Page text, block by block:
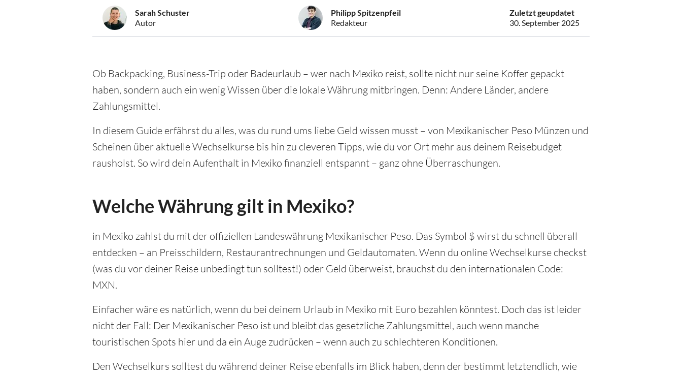
Sarah Schuster
Autor
Philipp Spitzenpfeil
Redakteur
Zuletzt geupdatet
30. September 2025
Ob Backpacking, Business-Trip oder Badeurlaub – wer nach Mexiko reist, sollte nicht nur seine Koffer gepackt
haben, sondern auch ein wenig Wissen über die lokale Währung mitbringen. Denn: Andere Länder, andere
Zahlungsmittel.
In diesem Guide erfährst du alles, was du rund ums liebe Geld wissen musst – von Mexikanischer Peso Münzen und
Scheinen über aktuelle Wechselkurse bis hin zu cleveren Tipps, wie du vor Ort mehr aus deinem Reisebudget
rausholst. So wird dein Aufenthalt in Mexiko finanziell entspannt – ganz ohne Überraschungen.
Welche Währung gilt in Mexiko?
in Mexiko zahlst du mit der offiziellen Landeswährung Mexikanischer Peso. Das Symbol $ wirst du schnell überall
entdecken – an Preisschildern, Restaurantrechnungen und Geldautomaten. Wenn du online Wechselkurse checkst
(was du vor deiner Reise unbedingt tun solltest!) oder Geld überweist, brauchst du den internationalen Code:
MXN.
Einfacher wäre es natürlich, wenn du bei deinem Urlaub in Mexiko mit Euro bezahlen könntest. Doch das ist leider
nicht der Fall: Der Mexikanischer Peso ist und bleibt das gesetzliche Zahlungsmittel, auch wenn manche
touristischen Spots hier und da ein Auge zudrücken – wenn auch zu schlechteren Konditionen.
Den Wechselkurs solltest du während deiner Reise ebenfalls im Blick haben, denn der bestimmt letztendlich, wie